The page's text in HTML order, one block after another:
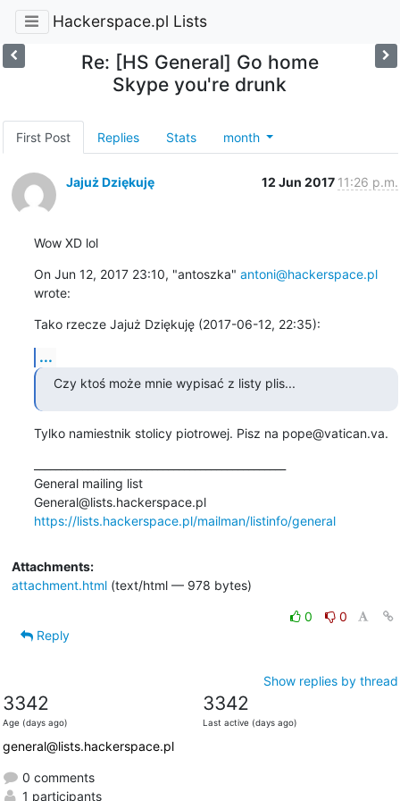
Hackerspace.pl Lists
Re: [HS General] Go home
Skype you're drunk
First Post Replies Stats month
Jajuż Dziękuję 12 Jun 2017 11:26 p.m.
Wow XD lol
On Jun 12, 2017 23:10, "antoszka" antoni@hackerspace.pl
wrote:
Tako rzecze Jajuż Dziękuję (2017-06-12, 22:35):
...
Czy ktoś może mnie wypisać z listy plis...
Tylko namiestnik stolicy piotrowej. Pisz na pope@vatican.va.
General mailing list
General@lists.hackerspace.pl
https://lists.hackerspace.pl/mailman/listinfo/general
Attachments:
attachment.html(text/html — 978 bytes)
0
0
Reply
Show replies by thread
3342
Age (days ago)
3342
Last active (days ago)
general@lists.hackerspace.pl
0 comments
1 participants